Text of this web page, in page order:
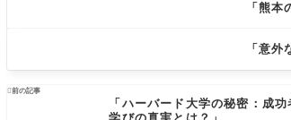
「熊
「意
前の記事
「ハーバード大学の秘密：成